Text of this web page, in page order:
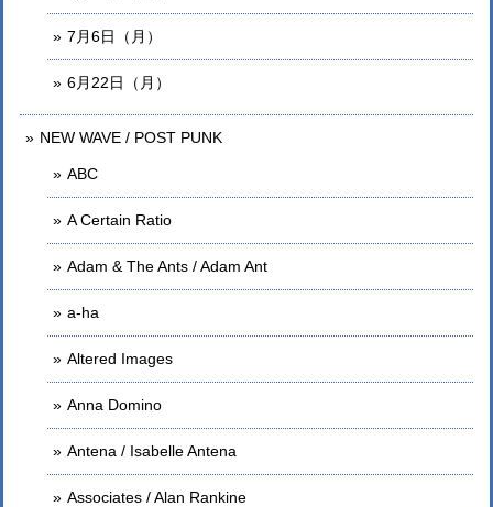
7月6日（月）
6月22日（月）
NEW WAVE / POST PUNK
ABC
A Certain Ratio
Adam & The Ants / Adam Ant
a-ha
Altered Images
Anna Domino
Antena / Isabelle Antena
Associates / Alan Rankine